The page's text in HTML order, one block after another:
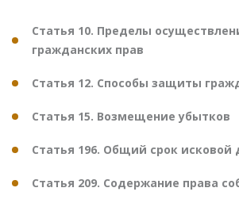
Статья 10. Пределы
гражданских прав
Статья 12. Способы защиты
Статья 15. Возмещение убытков
Статья 196. Общий срок исковой
Статья 209. Содержание права